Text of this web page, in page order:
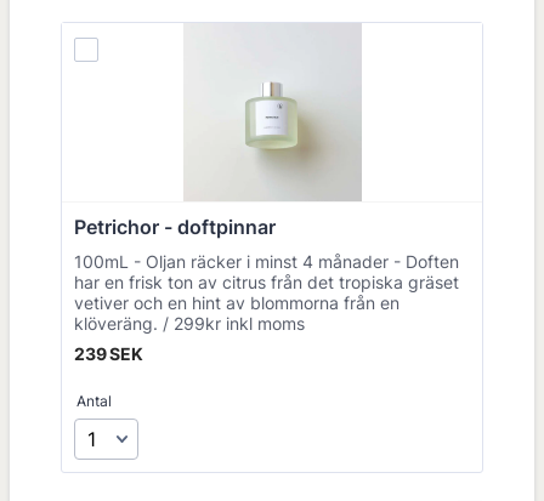
Petrichor - doftpinnar
100mL - Oljan räcker i minst 4 månader - Doften
har en frisk ton av citrus från det tropiska gräset
vetiver och en hint av blommorna från en
klöveräng. / 299kr inkl moms
239 SEK
239SEK
Antal